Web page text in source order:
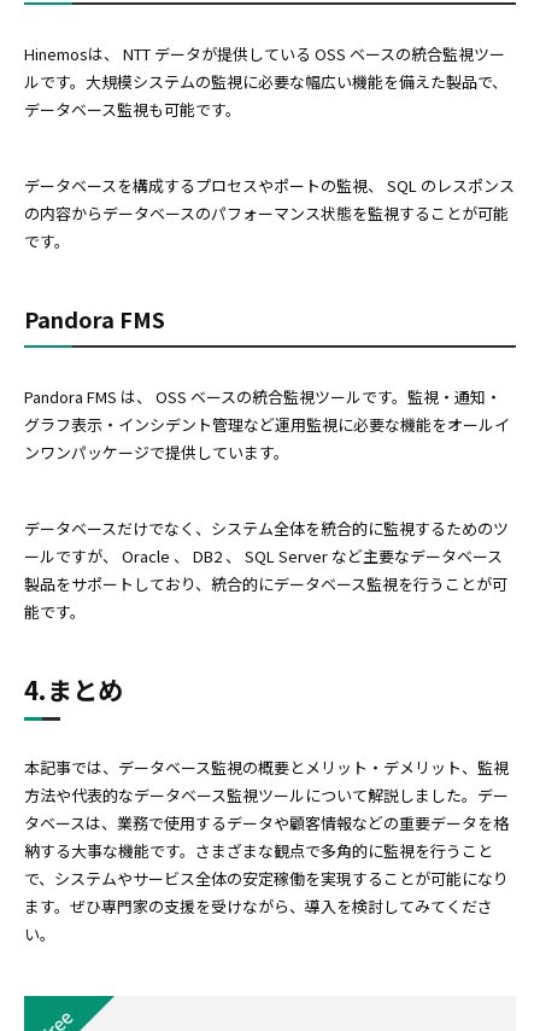
Hinemosは、 NTT データが提供している OSS ベースの統合監視ツー
ルです。大規模システムの監視に必要な幅広い機能を備えた製品で、
データベース監視も可能です。
データベースを構成するプロセスやポートの監視、 SQL のレスポンス
の内容からデータベースのパフォーマンス状態を監視することが可能
です。
Pandora FMS
Pandora FMS は、 OSS ベースの統合監視ツールです。監視・通知・
グラフ表示・インシデント管理など運用監視に必要な機能をオールイ
ンワンパッケージで提供しています。
データベースだけでなく、システム全体を統合的に監視するためのツ
ールですが、 Oracle 、 DB2 、 SQL Server など主要なデータベース
製品をサポートしており、統合的にデータベース監視を行うことが可
能です。
4.まとめ
本記事では、データベース監視の概要とメリット・デメリット、監視
方法や代表的なデータベース監視ツールについて解説しました。デー
タベースは、業務で使用するデータや顧客情報などの重要データを格
納する大事な機能です。さまざまな観点で多角的に監視を行うこと
で、システムやサービス全体の安定稼働を実現することが可能になり
ます。ぜひ専門家の支援を受けながら、導入を検討してみてくださ
い。